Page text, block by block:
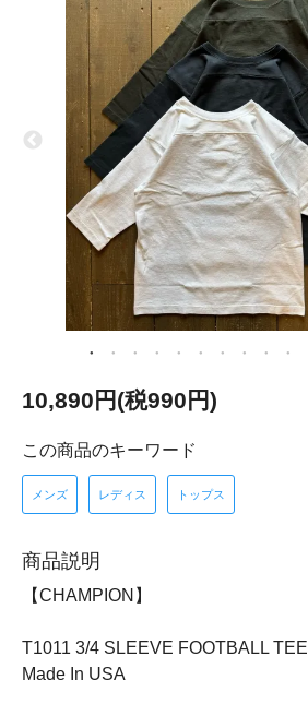
10,890円(税990円)
この商品のキーワード
メンズ レディス トップス
商品説明
【CHAMPION】
T1011 3/4 SLEEVE FOOTBALL TEE
Made In USA